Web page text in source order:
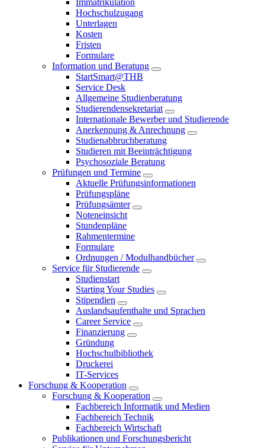
Immatrikulation
Hochschulzugang
Unterlagen
Kosten
Fristen
Formulare
Information und Beratung
StartSmart@THB
Service Desk
Allgemeine Studienberatung
Studierendensekretariat
Internationale Bewerber und Studierende
Anerkennung & Anrechnung
Studienabbruchberatung
Studieren mit Beeinträchtigung
Psychosoziale Beratung
Prüfungen und Termine
Aktuelle Prüfungsinformationen
Prüfungspläne
Prüfungsämter
Noteneinsicht
Stundenpläne
Rahmentermine
Formulare
Ordnungen / Modulhandbücher
Service für Studierende
Studienstart
Starting Your Studies
Stipendien
Auslandsaufenthalte und Sprachen
Career Service
Finanzierung
Gründung
Hochschulbibliothek
Druckerei
IT-Services
Forschung & Kooperation
Forschung & Kooperation
Fachbereich Informatik und Medien
Fachbereich Technik
Fachbereich Wirtschaft
Publikationen und Forschungsbericht